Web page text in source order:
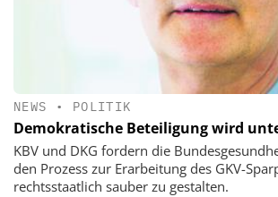
NEWS • POLITIK
Demokratische Beteiligung wird
KBV und DKG fordern die
den Prozess zur Erarbeitung des GKV-
rechtsstaatlich sauber zu gestalten.